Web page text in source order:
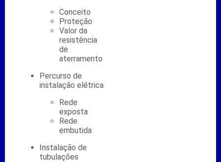
Conceito
Proteção
Valor da
resistência
de
aterramento
Percurso de
instalação elétrica
Rede
exposta
Rede
embutida
Instalação de
tubulações